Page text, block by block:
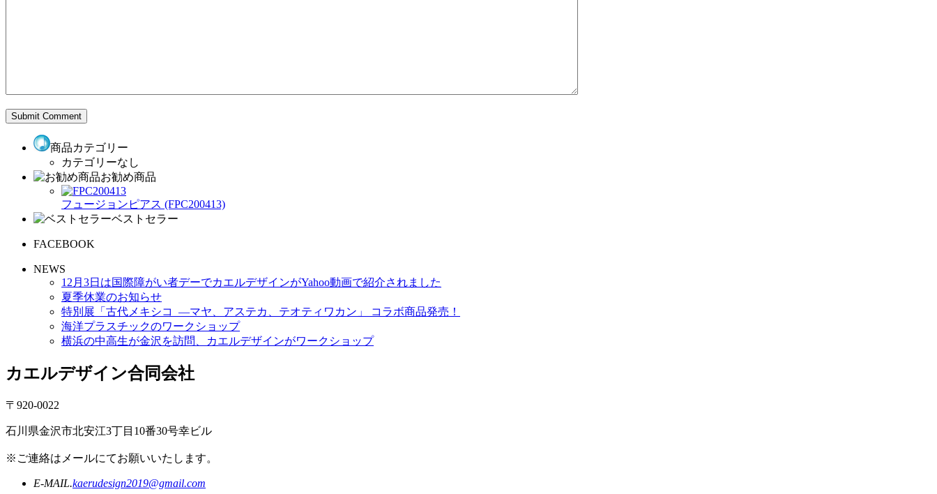
商品カテゴリー
カテゴリーなし
お勧め商品
フュージョンピアス (FPC200413)
ベストセラー
FACEBOOK
NEWS
12月3日は国際障がい者デーでカエルデザインがYahoo動画で紹介されました
夏季休業のお知らせ
特別展「古代メキシコ ―マヤ、アステカ、テオティワカン」 コラボ商品発売！
海洋プラスチックのワークショップ
横浜の中高生が金沢を訪問、カエルデザインがワークショップ
カエルデザイン合同会社
〒920-0022
石川県金沢市北安江3丁目10番30号幸ビル
※ご連絡はメールにてお願いいたします。
E-MAIL.kaerudesign2019@gmail.com